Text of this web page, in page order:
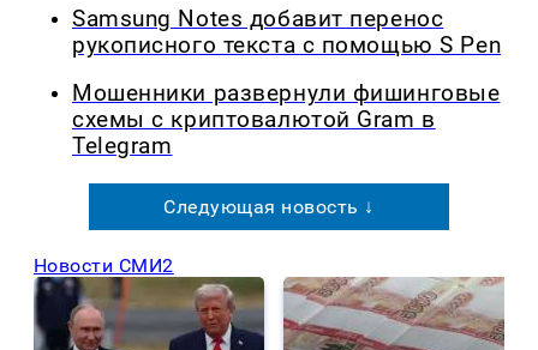
Samsung Notes добавит перенос
рукописного текста с помощью S Pen
Мошенники развернули фишинговые
схемы с криптовалютой Gram в
Telegram
Следующая новость ↓
Новости СМИ2